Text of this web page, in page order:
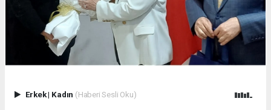
Erkek| Kadın (Haberi Sesli Oku)